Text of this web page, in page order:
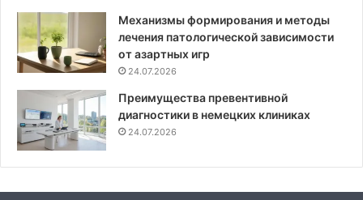
Механизмы формирования и методы
лечения патологической зависимости
от азартных игр
24.07.2026
Преимущества превентивной
диагностики в немецких клиниках
24.07.2026